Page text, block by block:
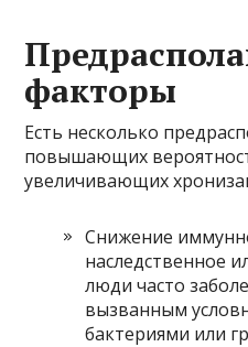
факторы
Есть несколько
повышающих
увеличивающих
Снижение
наследственное
люди часто
вызванным
бактериями или